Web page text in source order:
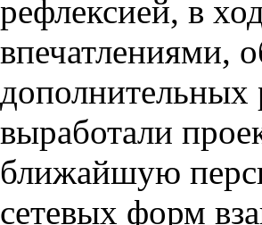
рефлексией, в
впечатлениями,
дополнительных
выработали
ближайшую
сетевых форм